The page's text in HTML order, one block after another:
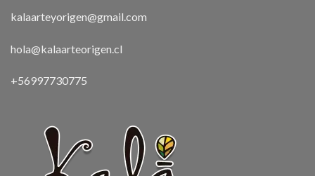
kalaarteyorigen@gmail.com
hola@kalaarteorigen.cl
+56997730775